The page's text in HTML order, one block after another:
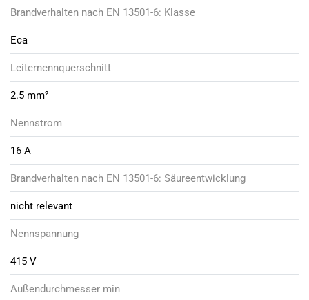
Brandverhalten nach EN 13501-6: Klasse
Eca
Leiternennquerschnitt
2.5 mm²
Nennstrom
16 A
Brandverhalten nach EN 13501-6: Säureentwicklung
nicht relevant
Nennspannung
415 V
Außendurchmesser min